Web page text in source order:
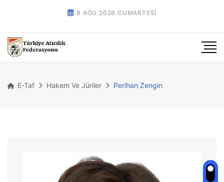
8 AĞU 2026 CUMARTESI
E-Taf Hakem Ve Jüriler Perihan Zengin